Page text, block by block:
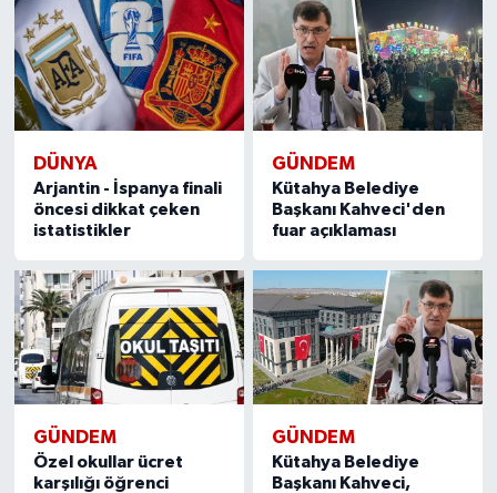
DÜNYA
Arjantin - İspanya finali
öncesi dikkat çeken
istatistikler
GÜNDEM
Kütahya Belediye
Başkanı Kahveci'den
fuar açıklaması
GÜNDEM
Özel okullar ücret
karşılığı öğrenci
GÜNDEM
Kütahya Belediye
Başkanı Kahveci,